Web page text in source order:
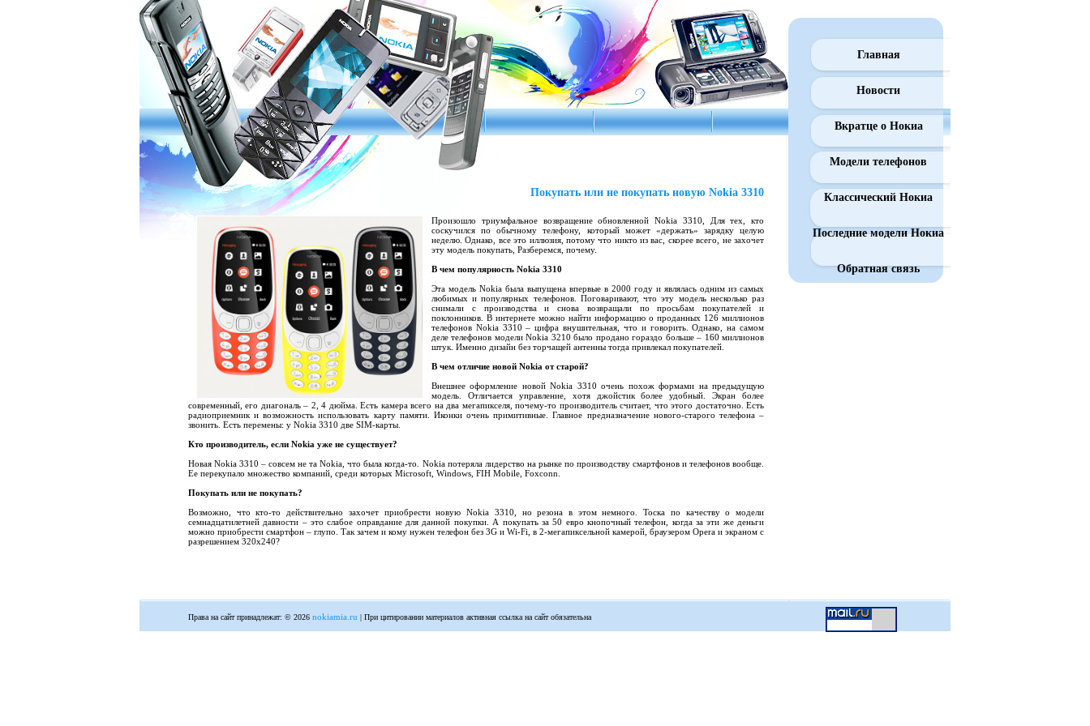
Покупать или не покупать новую Nokia 3310
Произошло триумфальное возвращение обновленной Nokia 3310, Для тех, кто
соскучился по обычному телефону, который может «держать» зарядку целую
неделю. Однако, все это иллюзия, потому что никто из вас, скорее всего, не захочет
эту модель покупать, Разберемся, почему.
В чем популярность Nokia 3310
Эта модель Nokia была выпущена впервые в 2000 году и являлась одним из самых
любимых и популярных телефонов. Поговаривают, что эту модель несколько раз
снимали с производства и снова возвращали по просьбам покупателей и
поклонников. В интернете можно найти информацию о проданных 126 миллионов
телефонов Nokia 3310 – цифра внушительная, что и говорить. Однако, на самом
деле телефонов модели Nokia 3210 было продано гораздо больше – 160 миллионов
штук. Именно дизайн без торчащей антенны тогда привлекал покупателей.
В чем отличие новой Nokia от старой?
Внешнее оформление новой Nokia 3310 очень похож формами на предыдущую
модель. Отличается управление, хотя джойстик более удобный. Экран более
современный, его диагональ – 2, 4 дюйма. Есть камера всего на два мегапикселя, почему-то производитель считает, что этого достаточно. Есть
радиоприемник и возможность использовать карту памяти. Иконки очень примитивные. Главное предназначение нового-старого телефона –
звонить. Есть перемены: у Nokia 3310 две SIM-карты.
Кто производитель, если Nokia уже не существует?
Новая Nokia 3310 – совсем не та Nokia, что была когда-то. Nokia потеряла лидерство на рынке по производству смартфонов и телефонов вообще.
Ее перекупало множество компаний, среди которых Miсrosoft, Windows, FIH Mobile, Foxconn.
Покупать или не покупать?
Возможно, что кто-то действительно захочет приобрести новую Nokia 3310, но резона в этом немного. Тоска по качеству о модели
семнадцатилетней давности – это слабое оправдание для данной покупки. А покупать за 50 евро кнопочный телефон, когда за эти же деньги
можно приобрести смартфон – глупо. Так зачем и кому нужен телефон без 3G и Wi-Fi, в 2-мегапиксельной камерой, браузером Opera и экраном с
разрешением 320х240?
Главная
Новости
Вкратце о Нокиа
Модели телефонов
Классический Нокиа
Последние модели Нокиа
Обратная связь
Права на сайт принадлежат: © 2026 nokiamia.ru | При цитировании материалов активная ссылка на сайт обязательна